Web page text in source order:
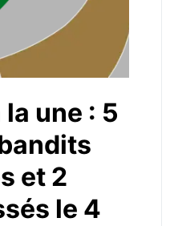
une : 5
et 2
le 4